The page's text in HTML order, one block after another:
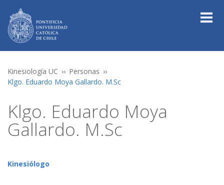
Kinesiología UC
Personas
Klgo. Eduardo Moya Gallardo. M.Sc
Klgo. Eduardo Moya
Gallardo. M.Sc
Kinesiólogo